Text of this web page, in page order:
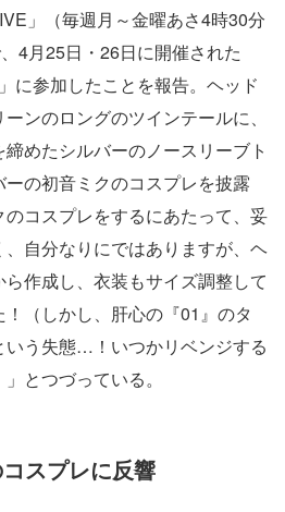
」（毎週月～金曜あさ4時30分
4月25日・26日に開催された
に参加したことを報告。ヘッド
ンのロングのツインテールに、
めたシルバーのノースリーブト
の初音ミクのコスプレを披露
コスプレをするにあたって、妥
自分なりにではありますが、ヘ
作成し、衣装もサイズ調整して
（しかし、肝心の『01』のタ
いう失態…！いつかリベンジする
とつづっている。
スプレに反響